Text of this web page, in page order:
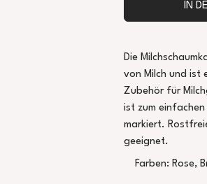
IN
Die
von Milch und ist
Zubehör für
ist zum
markiert.
geeignet.
Farben: Rose,